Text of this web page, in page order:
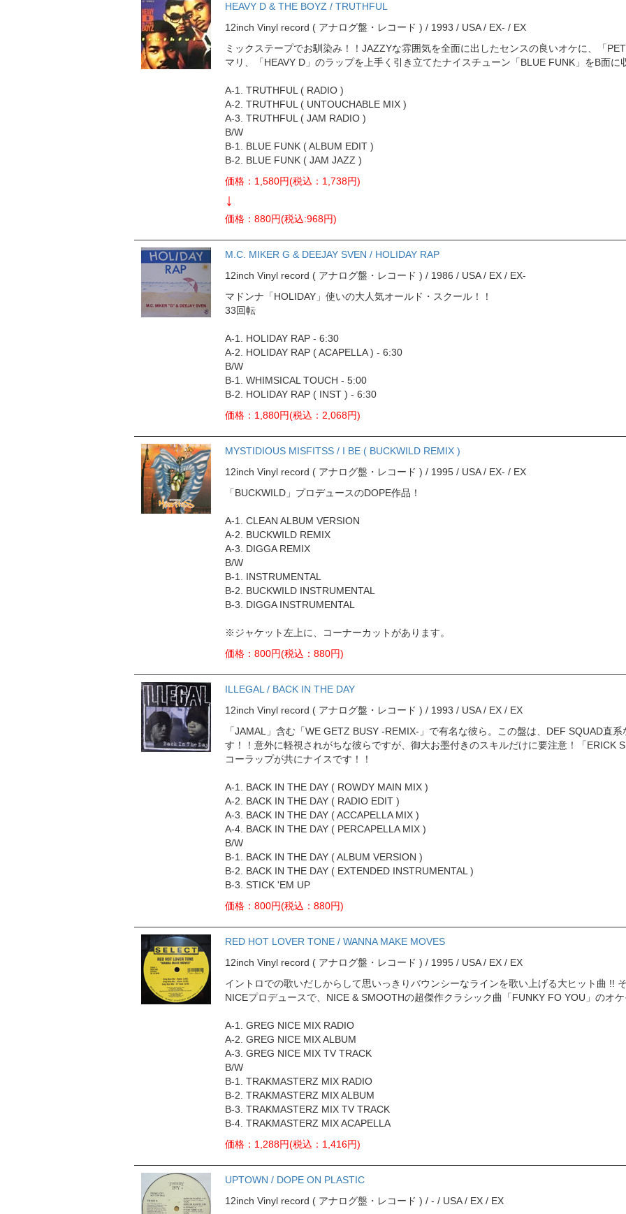
HEAVY D & THE BOYZ / TRUTHFUL
12inch Vinyl record ( アナログ盤・レコード ) / 1993 / USA / EX- / EX
ミックステープでお馴染み！！JAZZYな雰囲気を全面に出したセンスの良いオケに、「
マリ、「HEAVY D」のラップを上手く引き立てたナイスチューン「BLUE FUNK」をB面に
A-1. TRUTHFUL ( RADIO )
A-2. TRUTHFUL ( UNTOUCHABLE MIX )
A-3. TRUTHFUL ( JAM RADIO )
B/W
B-1. BLUE FUNK ( ALBUM EDIT )
B-2. BLUE FUNK ( JAM JAZZ )
価格：1,580円(税込：1,738円)
↓
価格：880円(税込:968円)
M.C. MIKER G & DEEJAY SVEN / HOLIDAY RAP
12inch Vinyl record ( アナログ盤・レコード ) / 1986 / USA / EX / EX-
マドンナ「HOLIDAY」使いの大人気オールド・スクール！！
33回転
A-1. HOLIDAY RAP - 6:30
A-2. HOLIDAY RAP ( ACAPELLA ) - 6:30
B/W
B-1. WHIMSICAL TOUCH - 5:00
B-2. HOLIDAY RAP ( INST ) - 6:30
価格：1,880円(税込：2,068円)
MYSTIDIOUS MISFITSS / I BE ( BUCKWILD REMIX )
12inch Vinyl record ( アナログ盤・レコード ) / 1995 / USA / EX- / EX
「BUCKWILD」プロデュースのDOPE作品！
A-1. CLEAN ALBUM VERSION
A-2. BUCKWILD REMIX
A-3. DIGGA REMIX
B/W
B-1. INSTRUMENTAL
B-2. BUCKWILD INSTRUMENTAL
B-3. DIGGA INSTRUMENTAL
※ジャケット左上に、コーナーカットがあります。
価格：800円(税込：880円)
ILLEGAL / BACK IN THE DAY
12inch Vinyl record ( アナログ盤・レコード ) / 1993 / USA / EX / EX
「JAMAL」含む「WE GETZ BUSY -REMIX-」で有名な彼ら。この盤は、DEF SQUAD直
す！！意外に軽視されがちな彼らですが、御大お墨付きのスキルだけに要注意！「ERICK
コーラップが共にナイスです！！
A-1. BACK IN THE DAY ( ROWDY MAIN MIX )
A-2. BACK IN THE DAY ( RADIO EDIT )
A-3. BACK IN THE DAY ( ACCAPELLA MIX )
A-4. BACK IN THE DAY ( PERCAPELLA MIX )
B/W
B-1. BACK IN THE DAY ( ALBUM VERSION )
B-2. BACK IN THE DAY ( EXTENDED INSTRUMENTAL )
B-3. STICK 'EM UP
価格：800円(税込：880円)
RED HOT LOVER TONE / WANNA MAKE MOVES
12inch Vinyl record ( アナログ盤・レコード ) / 1995 / USA / EX / EX
イントロでの歌いだしからして思いっきりバウンシーなラインを 歌い上げる大ヒット曲 !!
NICEプロデュースで、NICE & SMOOTHの超傑作クラシック曲「FUNKY FO YOU」のオ
A-1. GREG NICE MIX RADIO
A-2. GREG NICE MIX ALBUM
A-3. GREG NICE MIX TV TRACK
B/W
B-1. TRAKMASTERZ MIX RADIO
B-2. TRAKMASTERZ MIX ALBUM
B-3. TRAKMASTERZ MIX TV TRACK
B-4. TRAKMASTERZ MIX ACAPELLA
価格：1,288円(税込：1,416円)
UPTOWN / DOPE ON PLASTIC
12inch Vinyl record ( アナログ盤・レコード ) / - / USA / EX / EX